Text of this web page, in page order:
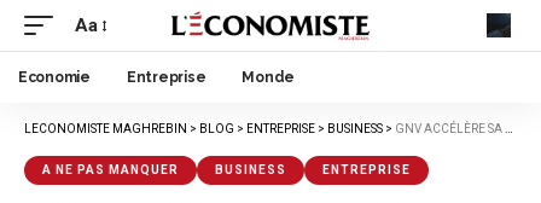
Aa
Economie Entreprise Monde
LECONOMISTE MAGHREBIN > BLOG > ENTREPRISE > BUSINESS > GNV ACCÉLÈRE SA TRANSITION ÉCOLOGIQUE
A NE PAS MANQUER BUSINESS ENTREPRISE